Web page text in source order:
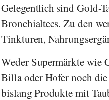
Gelegentlich sind Gold-
Bronchialtees. Zu den
Tinkturen,
Weder Supermärkte wie
BillaoderHofernoch
bislang Produkte mit